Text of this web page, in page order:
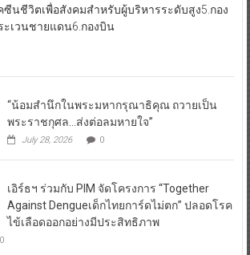
ซีนชีวิตเพื่อสังคมสำหรับผู้บริหารระดับสูง5.กอง
เวนชายแดน6.กองบิน
“น้อมสำนึกในพระมหากรุณาธิคุณ ถวายเป็น
พระราชกุศล…ส่งต่อลมหายใจ”
July 28, 2026 0
เอิร์ธฯ ร่วมกับ PIM จัดโครงการ “Together
Against Dengueเด็กไทยการ์ดไม่ตก” ปลอดโรค
ไข้เลือดออกอย่างมีประสิทธิภาพ
0